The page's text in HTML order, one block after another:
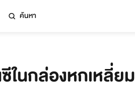
ค้นหา
ในกล่องหกเหลี่ยม